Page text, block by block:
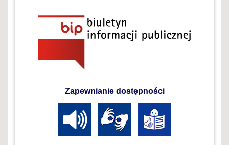
Zapewnianie dostępności